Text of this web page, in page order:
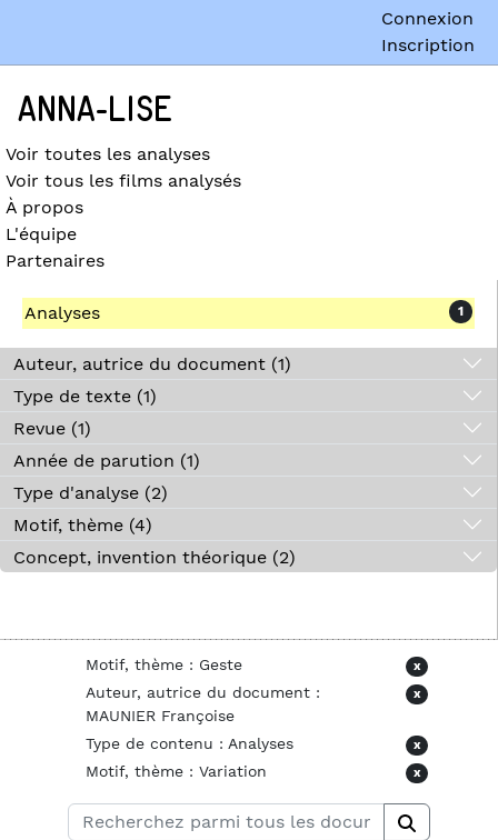
ANNA-LISE
Voir toutes les analyses
Voir tous les films analysés
À propos
L'équipe
Partenaires
Connexion
Inscription
Analyses 1
Auteur, autrice du document (1)
Type de texte (1)
Revue (1)
Année de parution (1)
Type d'analyse (2)
Motif, thème (4)
Concept, invention théorique (2)
Motif, thème : Geste x
Auteur, autrice du document :
MAUNIER Françoise
x
Type de contenu : Analyses x
Motif, thème : Variation x